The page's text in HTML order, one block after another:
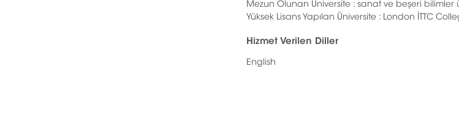
Mezun Olunan Üniversite : sanat ve beşeri bilimler
Yüksek Lisans Yapılan Üniversite : London İTTC
Hizmet Verilen Diller
English